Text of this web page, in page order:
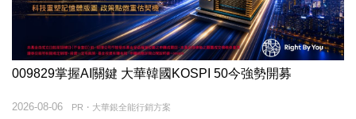
009829掌握AI關鍵 大華韓國KOSPI 50今強勢開募
PR・大華銀全能行銷方案
2026-08-06